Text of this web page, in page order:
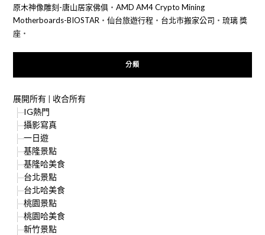
原木神像雕刻-唐山居家佛俱‧ AMD AM4 Crypto Mining
Motherboards-BIOSTAR‧ 仙台旅遊行程 ‧ 台北市搬家公司 ‧ 琉璃 獎
座‧
分類
展開所有| 收合所有
IG熱門
攝影寫真
一日遊
基隆景點
基隆哈美食
台北景點
台北哈美食
桃園景點
桃園哈美食
新竹景點